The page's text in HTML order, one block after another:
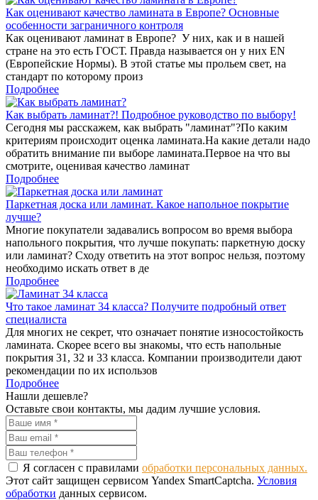
Как оценивают качество ламината в Европе? Основные
особенности заграничного контроля
Как оценивают ламинат в Европе? У них, как и в нашей
стране на это есть ГОСТ. Правда называется он у них EN
(Европейские Нормы). В этой статье мы прольем свет, на
стандарт по которому произ
Подробнее
Как выбрать ламинат?! Подробное руководство по выбору!
Сегодня мы расскажем, как выбрать "ламинат"?По каким
критериям происходит оценка ламината.На какие детали надо
обратить внимание пи выборе ламината.Первое на что вы
смотрите, оценивая качество ламинат
Подробнее
Паркетная доска или ламинат. Какое напольное покрытие
лучше?
Многие покупатели задавались вопросом во время выбора
напольного покрытия, что лучше покупать: паркетную доску
или ламинат? Сходу ответить на этот вопрос нельзя, поэтому
необходимо искать ответ в де
Подробнее
Что такое ламинат 34 класса? Получите подробный ответ
специалиста
Для многих не секрет, что означает понятие износостойкость
ламината. Скорее всего вы знакомы, что есть напольные
покрытия 31, 32 и 33 класса. Компании производители дают
рекомендации по их использов
Подробнее
Нашли дешевле?
Оставьте свои контакты, мы дадим лучшие условия.
Я согласен с правилами обработки персональных данных.
Этот сайт защищен сервисом Yandex SmartCaptcha. Условия
обработки данных сервисом.